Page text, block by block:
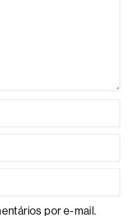
por e-mail.